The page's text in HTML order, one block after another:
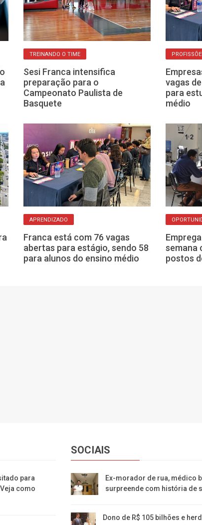
TREINANDO O TIME
Sesi Franca intensifica
preparação para o
Campeonato Paulista de
Basquete
vagas
para
médio
APRENDIZADO
Franca está com 76 vagas
abertas para estágio, sendo 58
para alunos do ensino médio
semana
postos
para
como
SOCIAIS
Ex-morador de rua, médico
surpreende com história de
Dono de R$ 105 bilhões e